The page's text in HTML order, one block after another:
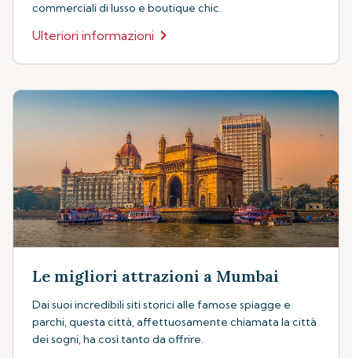
commerciali di lusso e boutique chic.
Ulteriori informazioni
Le migliori attrazioni a Mumbai
Dai suoi incredibili siti storici alle famose spiagge e
parchi, questa città, affettuosamente chiamata la città
dei sogni, ha così tanto da offrire.